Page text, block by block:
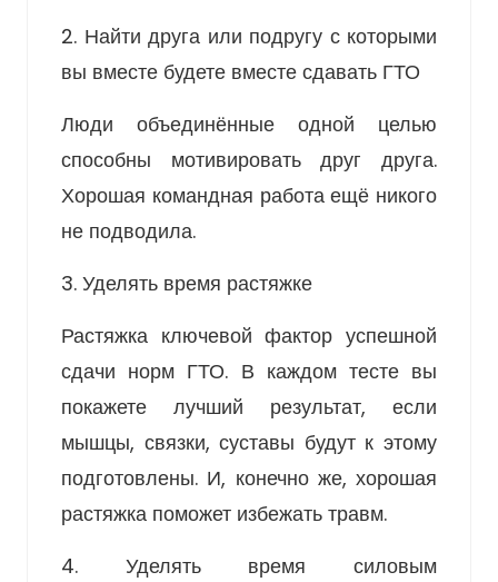
2. Найти друга или подругу с которыми
вы вместе будете вместе сдавать ГТО
Люди объединённые одной целью
способны мотивировать друг друга.
Хорошая командная работа ещё никого
не подводила.
3. Уделять время растяжке
Растяжка ключевой фактор успешной
сдачи норм ГТО. В каждом тесте вы
покажете лучший результат, если
мышцы, связки, суставы будут к этому
подготовлены. И, конечно же, хорошая
растяжка поможет избежать травм.
4. Уделять время силовым